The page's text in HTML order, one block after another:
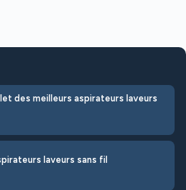
des meilleurs aspirateurs laveurs
laveurs sans fil